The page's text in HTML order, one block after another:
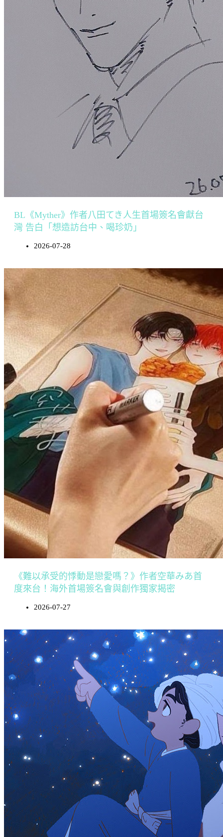
BL《Myther》作者八田てき人生首場簽名會獻台
灣 告白「想造訪台中、喝珍奶」
2026-07-28
《難以承受的悸動是戀愛嗎？》作者空華みあ首
度來台！海外首場簽名會與創作獨家揭密
2026-07-27